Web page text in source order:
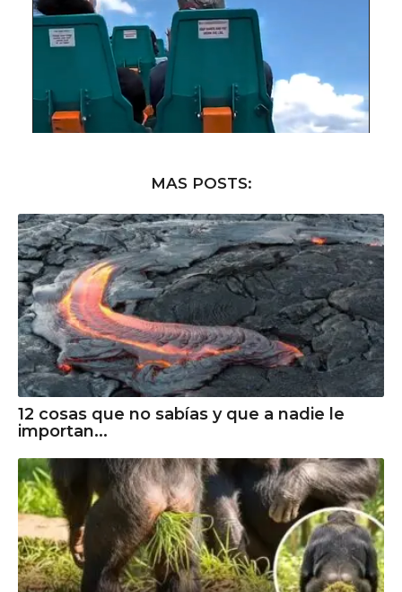
MAS POSTS:
12 cosas que no sabías y que a nadie le
importan...